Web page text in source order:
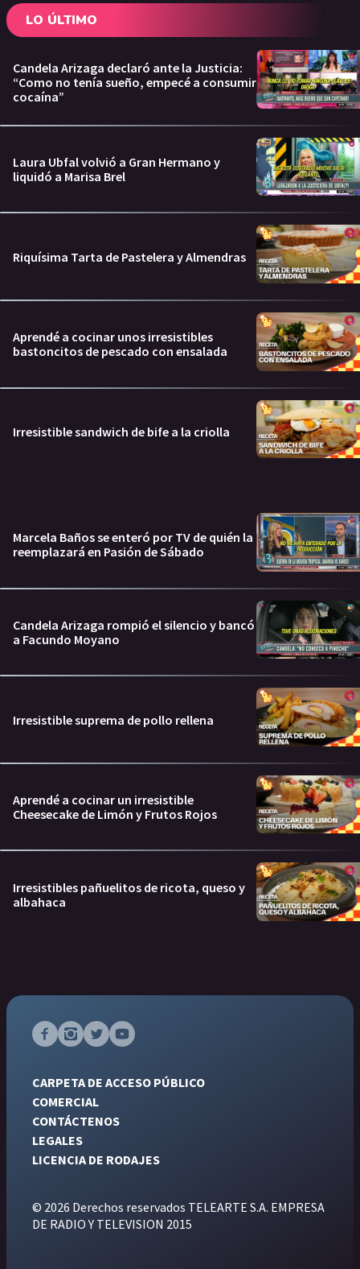
LO ÚLTIMO
Candela Arizaga declaró ante la Justicia:
“Como no tenía sueño, empecé a consumir
cocaína”
Laura Ubfal volvió a Gran Hermano y
liquidó a Marisa Brel
Riquísima Tarta de Pastelera y Almendras
Aprendé a cocinar unos irresistibles
bastoncitos de pescado con ensalada
Irresistible sandwich de bife a la criolla
Marcela Baños se enteró por TV de quién la
reemplazará en Pasión de Sábado
Candela Arizaga rompió el silencio y bancó
a Facundo Moyano
Irresistible suprema de pollo rellena
Aprendé a cocinar un irresistible
Cheesecake de Limón y Frutos Rojos
Irresistibles pañuelitos de ricota, queso y
albahaca
CARPETA DE ACCESO PÚBLICO
COMERCIAL
CONTÁCTENOS
LEGALES
LICENCIA DE RODAJES
© 2026 Derechos reservados TELEARTE S.A. EMPRESA
DE RADIO Y TELEVISION 2015